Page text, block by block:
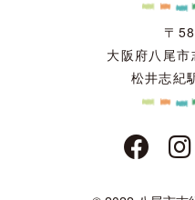
〒
大阪府八尾
松井志紀